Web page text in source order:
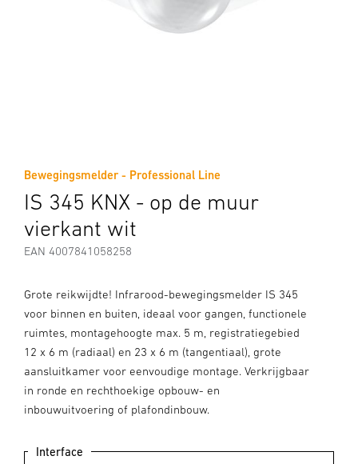
Bewegingsmelder - Professional Line
IS 345 KNX - op de muur
vierkant wit
EAN 4007841058258
Grote reikwijdte! Infrarood-bewegingsmelder IS 345
voor binnen en buiten, ideaal voor gangen, functionele
ruimtes, montagehoogte max. 5 m, registratiegebied
12 x 6 m (radiaal) en 23 x 6 m (tangentiaal), grote
aansluitkamer voor eenvoudige montage. Verkrijgbaar
in ronde en rechthoekige opbouw- en
inbouwuitvoering of plafondinbouw.
Interface